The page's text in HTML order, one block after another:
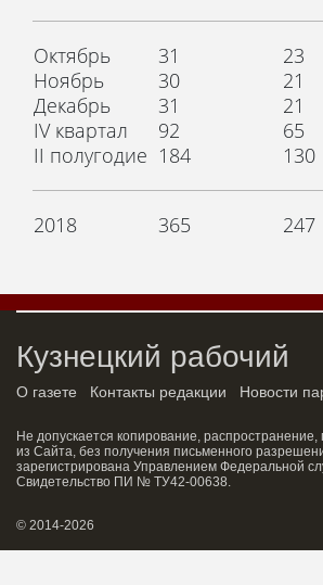
Октябрь 31 23
Ноябрь
30 21
Декабрь
31 21
IV квартал
92 65
II полугодие 184 130
2018 365 247
Кузнецкий рабочий
О газете Контакты редакции Новости
Не допускается копирование,
из Сайта, без получения письменного
зарегистрирована Управлением Федеральной
Свидетельство ПИ № ТУ42-00638.
© 2014-2026